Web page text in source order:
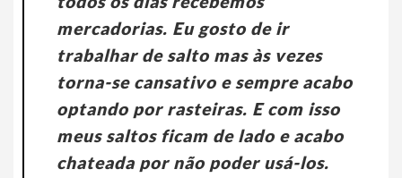
mercadorias. Eu gosto de ir
trabalhar de salto mas às vezes
torna-se cansativo e sempre acabo
optando por rasteiras. E com isso
meus saltos ficam de lado e acabo
chateada por não poder usá-los.